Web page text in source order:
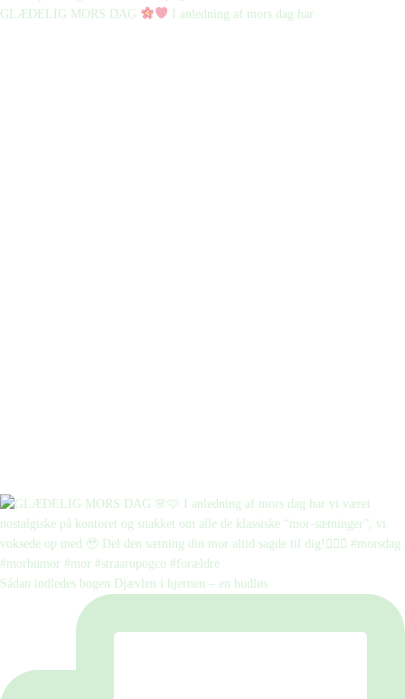
GLÆDELIG MORS DAG I anledning af mors dag har
Sådan indledes bogen Djævlen i hjernen – en hudløs